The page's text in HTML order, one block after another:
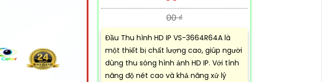
00 ₫
Đầu Thu hình HD IP VS-3664R64A là
một thiết bị chất lượng cao, giúp người
dùng thu sóng hình ảnh HD IP. Với tính
năng độ nét cao và khả năng xử lý